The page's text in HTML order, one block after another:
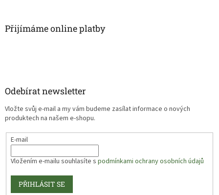
Přijímáme online platby
Odebírat newsletter
Vložte svůj e-mail a my vám budeme zasílat informace o nových
produktech na našem e-shopu.
E-mail
Vložením e-mailu souhlasíte s podmínkami ochrany osobních údajů
PŘIHLÁSIT SE